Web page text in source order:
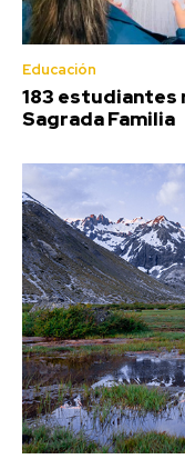
Educación
183 estudiantes
Sagrada Familia